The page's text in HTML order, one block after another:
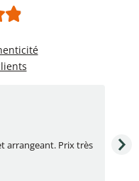
arrangeant. Prix très